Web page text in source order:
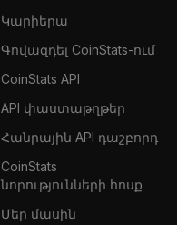
Կարիերա
Գովազդել CoinStats-ում
CoinStats API
API փաստաթղթեր
Հանրային API դաշբորդ
CoinStats
նորությունների հոսք
Մեր մասին